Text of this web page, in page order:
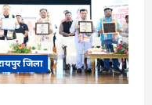
नीति
निर्माण
और
साक्ष्य-
आधारित
निर्णय
प्रणाली
को
जिला